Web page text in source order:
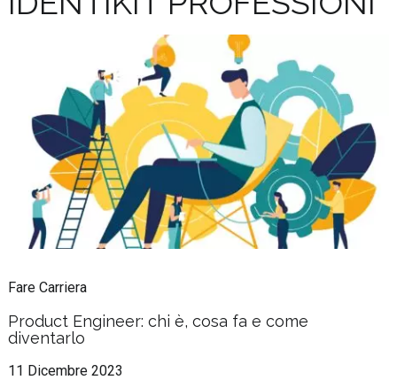
Fare Carriera
Product Engineer: chi è, cosa fa e come
diventarlo
11 Dicembre 2023